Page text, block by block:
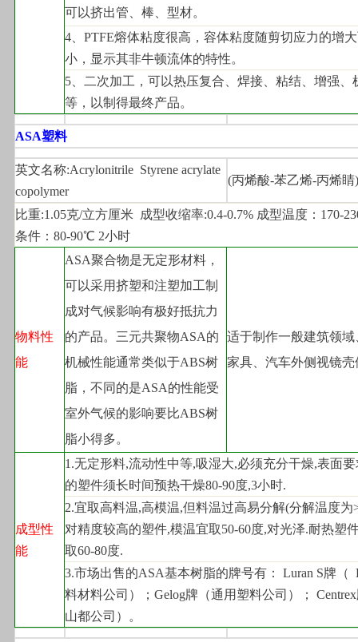
可以挤出管、棒、型材。
4 、PTFE熔体粘度很高，容体粘度随剪切应力的增
小，显示其非牛顿流体的特性。
5 、二次加工，可以热压复合、焊接、粘结、增强、
等，以制得最终产品。
ASA塑料
英文名称:Acrylonitrile  Styrene acrylate
copolymer
(丙烯酸-苯乙烯-丙烯睛)
比重:1.05克/立方厘米  成型收缩率:0.4-0.7% 成型温度：170-
条件：80-90℃ 2小时
物料性
能
ASA聚合物是无定形材料，
可以采用挤塑和注塑加工制
成对气候影响有极好抵抗力
的产品。三元共聚物ASA的
机械性能通常类似于ABS树
脂，不同的是ASA的性能受
室外气候的影响要比ABS树
脂小得多。
适于制作一般建筑领域
家具、汽车外侧视镜壳
成型性
能
1.无定形料,流动性中等,吸湿大,必须充分干燥,表面
的塑件须长时间预热干燥80-90度,3小时.
2.宜取高料温,高模温,但料温过高易分解(分解温度为
对精度较高的塑件,模温宜取50-60度,对光泽.耐热塑
取60-80度.
3.市场出售的ASA基本树脂的牌号有： Luran S牌（
料材料公司）；Gelog牌（通用塑料公司）；
山都公司）。